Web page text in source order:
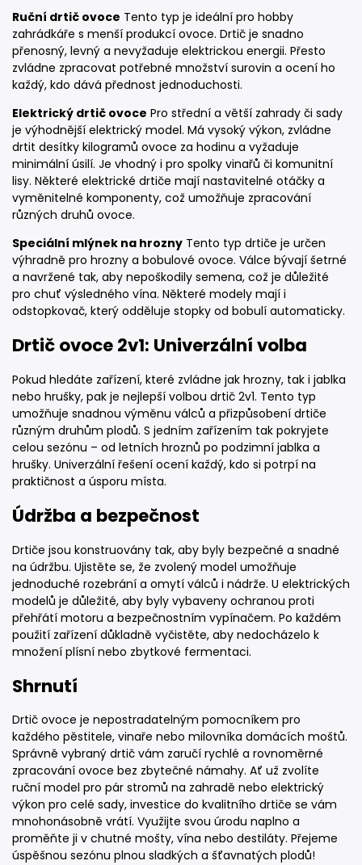
Ruční drtič ovoce Tento typ je ideální pro hobby
zahrádkáře s menší produkcí ovoce. Drtič je snadno
přenosný, levný a nevyžaduje elektrickou energii. Přesto
zvládne zpracovat potřebné množství surovin a ocení ho
každý, kdo dává přednost jednoduchosti.
Elektrický drtič ovoce Pro střední a větší zahrady či sady
je výhodnější elektrický model. Má vysoký výkon, zvládne
drtit desítky kilogramů ovoce za hodinu a vyžaduje
minimální úsilí. Je vhodný i pro spolky vinařů či komunitní
lisy. Některé elektrické drtiče mají nastavitelné otáčky a
vyměnitelné komponenty, což umožňuje zpracování
různých druhů ovoce.
Speciální mlýnek na hrozny Tento typ drtiče je určen
výhradně pro hrozny a bobulové ovoce. Válce bývají šetrné
a navržené tak, aby nepoškodily semena, což je důležité
pro chuť výsledného vína. Některé modely mají i
odstopkovač, který odděluje stopky od bobulí automaticky.
Drtič ovoce 2v1: Univerzální volba
Pokud hledáte zařízení, které zvládne jak hrozny, tak i jablka
nebo hrušky, pak je nejlepší volbou drtič 2v1. Tento typ
umožňuje snadnou výměnu válců a přizpůsobení drtiče
různým druhům plodů. S jedním zařízením tak pokryjete
celou sezónu – od letních hroznů po podzimní jablka a
hrušky. Univerzální řešení ocení každý, kdo si potrpí na
praktičnost a úsporu místa.
Údržba a bezpečnost
Drtiče jsou konstruovány tak, aby byly bezpečné a snadné
na údržbu. Ujistěte se, že zvolený model umožňuje
jednoduché rozebrání a omytí válců i nádrže. U elektrických
modelů je důležité, aby byly vybaveny ochranou proti
přehřátí motoru a bezpečnostním vypínačem. Po každém
použití zařízení důkladně vyčistěte, aby nedocházelo k
množení plísní nebo zbytkové fermentaci.
Shrnutí
Drtič ovoce je nepostradatelným pomocníkem pro
každého pěstitele, vinaře nebo milovníka domácích moštů.
Správně vybraný drtič vám zaručí rychlé a rovnoměrné
zpracování ovoce bez zbytečné námahy. Ať už zvolíte
ruční model pro pár stromů na zahradě nebo elektrický
výkon pro celé sady, investice do kvalitního drtiče se vám
mnohonásobně vrátí. Využijte svou úrodu naplno a
proměňte ji v chutné mošty, vína nebo destiláty. Přejeme
úspěšnou sezónu plnou sladkých a šťavnatých plodů!